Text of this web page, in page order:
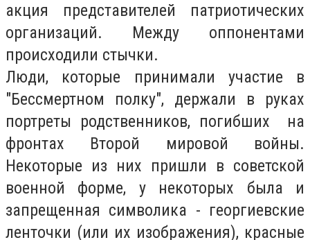
акция представителей патриотических
организаций. Между оппонентами
происходили стычки.
Люди, которые принимали участие в
"Бессмертном полку", держали в руках
портреты родственников, погибших на
фронтах Второй мировой войны.
Некоторые из них пришли в советской
военной форме, у некоторых была и
запрещенная символика - георгиевские
ленточки (или их изображения), красные